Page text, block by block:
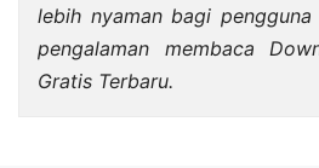
lebih nyaman bagi
pengalaman membaca
Gratis Terbaru.